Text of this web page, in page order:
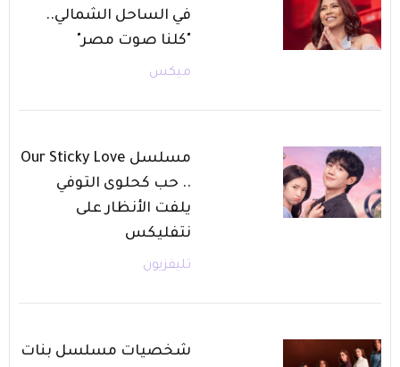
في الساحل الشمالي..
"كلنا صوت مصر"
ميكس
مسلسل Our Sticky Love
.. حب كحلوى التوفي
يلفت الأنظار على
نتفليكس
تليفزيون
شخصيات مسلسل بنات